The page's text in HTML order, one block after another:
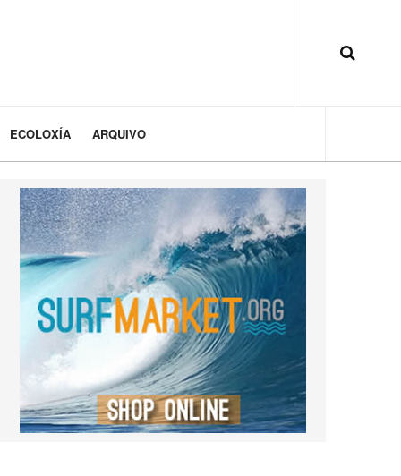
ECOLOXÍA ARQUIVO